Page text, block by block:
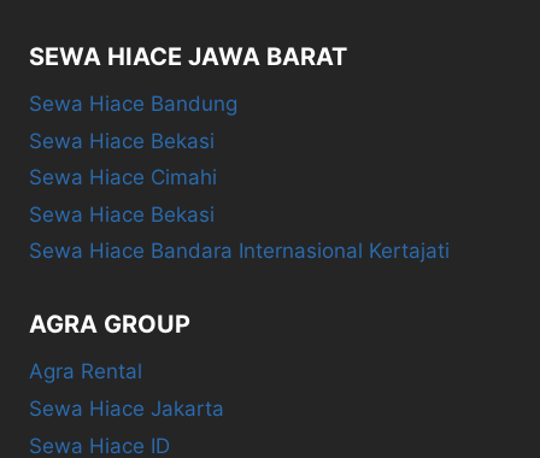
SEWA HIACE JAWA BARAT
Sewa Hiace Bandung
Sewa Hiace Bekasi
Sewa Hiace Cimahi
Sewa Hiace Bekasi
Sewa Hiace Bandara Internasional Kertajati
AGRA GROUP
Agra Rental
Sewa Hiace Jakarta
Sewa Hiace ID